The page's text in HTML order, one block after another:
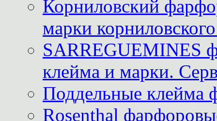
Корниловский
марки
SARREGUEMINES
клейма и марки.
Поддельные клейма
Rosenthal